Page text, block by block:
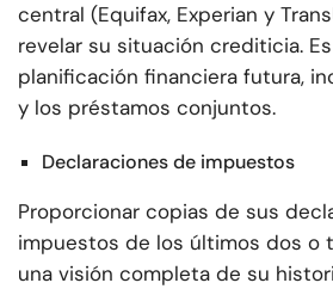
central (Equifax, Experian y
revelar su situación crediticia.
planificación financiera futura,
y los préstamos conjuntos.
Declaraciones de impuestos
Proporcionar copias de sus
impuestos de los últimos dos o
una visión completa de su